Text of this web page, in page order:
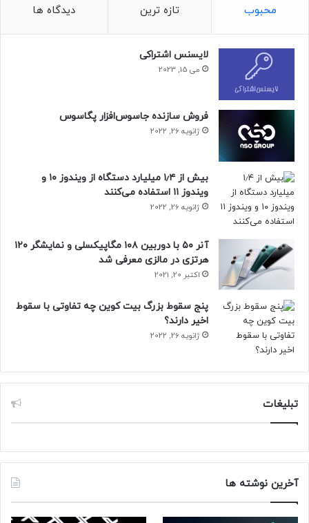
محبوب تازه ترین دیدگاه ها
لایسنس اشتراکی
می 15, 2023
فروش سازنده جاسوس‌افزار پگاسوس
ژانویه 26, 2022
بیش از ۱٫۴ میلیارد دستگاه از ویندوز ۱۰ و
ویندوز ۱۱ استفاده می‌کنند
ژانویه 26, 2022
آنر ۵۰ با دوربین ۱۰۸ مگاپیکسلی و نمایشگر ۱۲۰
هرتزی در مالزی معرفی شد
اکتبر 20, 2021
پنج سقوط بزرگ بیت کوین چه تفاوتی با سقوط
اخیر دارند؟
ژانویه 26, 2022
تبلیغات
آخرین نوشته ها